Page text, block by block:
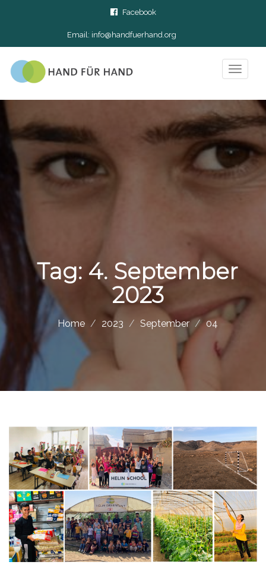
Facebook
Email: info@handfuerhand.org
Tag: 4. September
2023
Home 2023 September 04